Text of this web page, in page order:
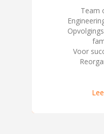
Team
Voor